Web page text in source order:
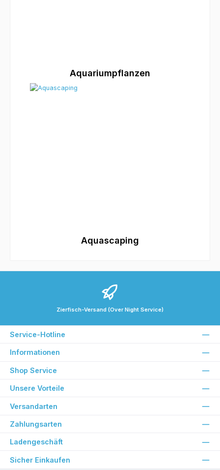
Aquariumpflanzen
Aquascaping
Zierfisch-Versand (Over Night Service)
Service-Hotline
Informationen
Shop Service
Unsere Vorteile
Versandarten
Zahlungsarten
Ladengeschäft
Sicher Einkaufen